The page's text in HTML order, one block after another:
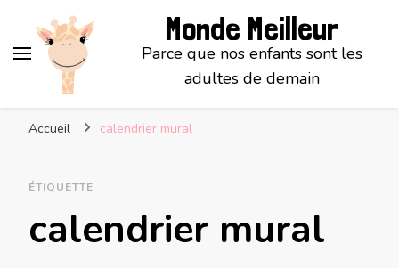
Monde Meilleur
Parce que nos enfants sont les
adultes de demain
Accueil calendrier mural
ÉTIQUETTE
calendrier mural